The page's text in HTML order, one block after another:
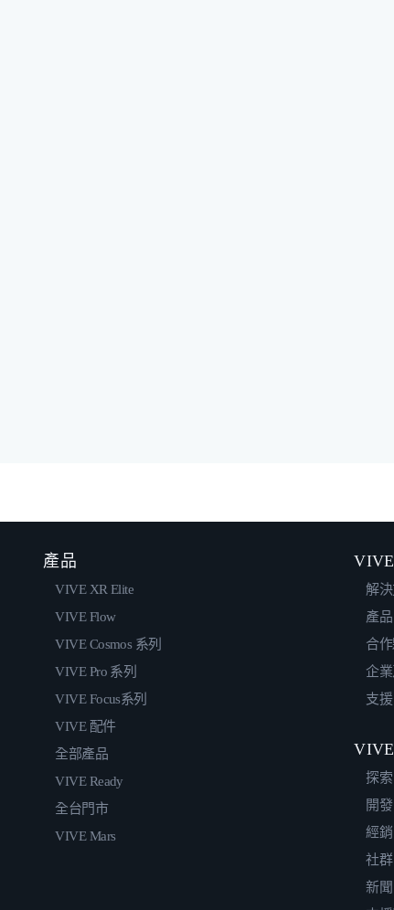
產品
VIVE XR Elite
VIVE Flow
VIVE Cosmos 系列
VIVE Pro 系列
VIVE Focus系列
VIVE 配件
全部產品
VIVE Ready
全台門市
VIVE Mars
解
產品
合
企
支援
探索
開發
經銷
社群
新聞